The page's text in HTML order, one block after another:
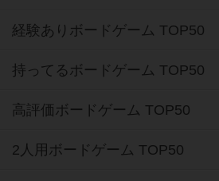
経験ありボードゲーム TOP50
持ってるボードゲーム TOP50
高評価ボードゲーム TOP50
2人用ボードゲーム TOP50